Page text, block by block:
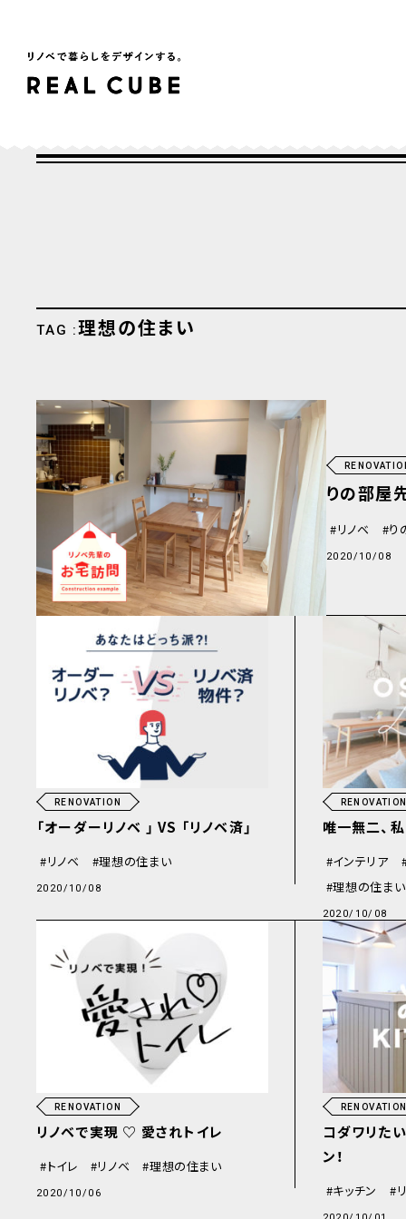
TAG :理想の住まい
りの部屋
リノベ り
2020/10/08
RENOVATION
「オーダーリノベ 」 VS 「リノベ済」
リノベ 理想の住まい
2020/10/08
唯一無二、
インテリア
理想の住まい
2020/10/08
RENOVATION
リノベで実現 ♡ 愛されトイレ
トイレ リノベ 理想の住まい
2020/10/06
コダワリた
ン！
キッチン